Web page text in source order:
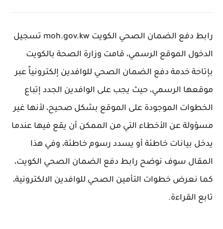
رابط دفع الضمان الصحي الكويت moh.gov.kw تسجيل
الدخول الموقع الرسمي، قامت وزارة الصحة بالكويت
بإتاحة خدمة دفع الضمان الصحي للوافدين إلكترونياً عبر
موقعها الرسمي، حيث يجب على الوافدين الجدد إتباع
الخطوات الموجودة على الموقع بشكل صحيح، لأنها غير
مسؤولة عن الأخطاء التي من الممكن أن يقع فيها عندما
يدخل بيانات خاطئة أو يسدد رسوم خاطئة، وفي هذا
المقال سوف نوضح رابط دفع الضمان الصحي الكويت،
كما نعرض خطوات التأمين الصحي للوافدين الالكترونية،
تابع القراءة.